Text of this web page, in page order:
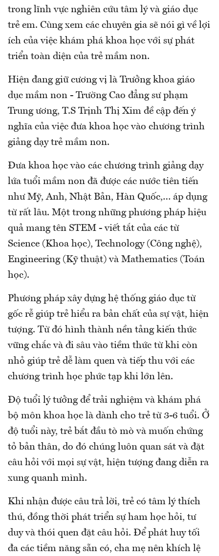
trong lĩnh vực nghiên cứu tâm lý và giáo dục
trẻ em. Cùng xem các chuyên gia sẽ nói gì về lợi
ích của việc khám phá khoa học với sự phát
triển toàn diện của trẻ mầm non.
Hiện đang giữ cương vị là Trưởng khoa giáo
dục mầm non - Trường Cao đẳng sư phạm
Trung ương, T.S Trịnh Thị Xim đề cập đến ý
nghĩa của việc đưa khoa học vào chương trình
giảng dạy trẻ mầm non.
Đưa khoa học vào các chương trình giảng dạy
lứa tuổi mầm non đã được các nước tiên tiến
như Mỹ, Anh, Nhật Bản, Hàn Quốc,… áp dụng
từ rất lâu. Một trong những phương pháp hiệu
quả mang tên STEM - viết tắt của các từ
Science (Khoa học), Technology (Công nghệ),
Engineering (Kỹ thuật) và Mathematics (Toán
học).
Phương pháp xây dựng hệ thống giáo dục từ
gốc rễ giúp trẻ hiểu ra bản chất của sự vật, hiện
tượng. Từ đó hình thành nền tảng kiến thức
vững chắc và đi sâu vào tiềm thức từ khi còn
nhỏ giúp trẻ dễ làm quen và tiếp thu với các
chương trình học phức tạp khi lớn lên.
Độ tuổi lý tưởng để trải nghiệm và khám phá
bộ môn khoa học là dành cho trẻ từ 3-6 tuổi. Ở
độ tuổi này, trẻ bắt đầu tò mò và muốn chứng
tỏ bản thân, do đó chúng luôn quan sát và đặt
câu hỏi với mọi sự vật, hiện tượng đang diễn ra
xung quanh mình.
Khi nhận được câu trả lời, trẻ có tâm lý thích
thú, đồng thời phát triển sự ham học hỏi, tư
duy và thói quen đặt câu hỏi. Để phát huy tối
đa các tiềm năng sẵn có, cha mẹ nên khích lệ